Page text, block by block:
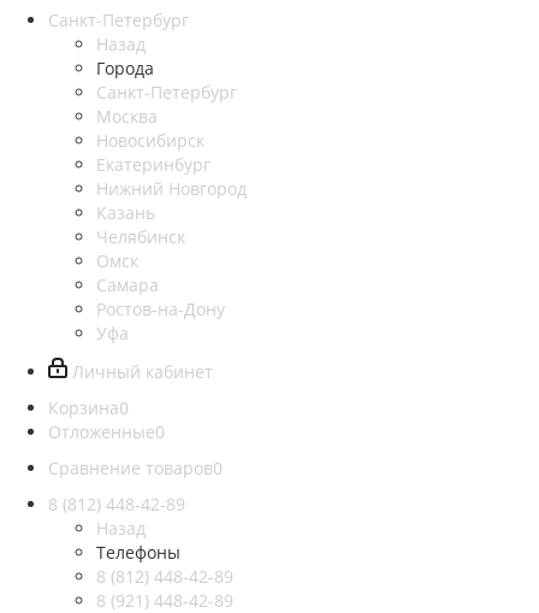
Санкт-Петербург
Назад
Города
Санкт-Петербург
Москва
Новосибирск
Екатеринбург
Нижний Новгород
Казань
Челябинск
Омск
Самара
Ростов-на-Дону
Уфа
Личный кабинет
Корзина0
Отложенные0
Сравнение товаров0
8 (812) 448-42-89
Назад
Телефоны
8 (812) 448-42-89
8 (921) 448-42-89